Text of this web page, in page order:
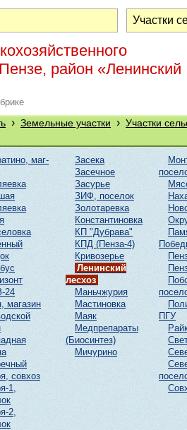
район «Ленинский
› Земельные участки › Участки
маг-
24
магазин
совхоз
1,
2,
Засека
Засечное
Засурье
ЗИФ, поселок
Золотаревка
Константиновка
КП "Дубрава"
КПД (Пенза-4)
Кривозерье
Ленинский
лесхоз
Маньчжурия
Мастиновка
Маяк
Медпрепараты
(Биосинтез)
Мичурино
ПГУ